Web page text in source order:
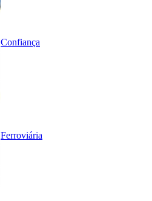
Confiança
Ferroviária